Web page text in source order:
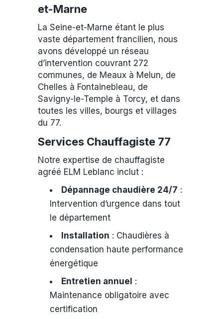
et-Marne
La Seine-et-Marne étant le plus
vaste département francilien, nous
avons développé un réseau
d’intervention couvrant 272
communes, de Meaux à Melun, de
Chelles à Fontainebleau, de
Savigny-le-Temple à Torcy, et dans
toutes les villes, bourgs et villages
du 77.
Services Chauffagiste 77
Notre expertise de chauffagiste
agréé ELM Leblanc inclut :
Dépannage chaudière 24/7 :
Intervention d’urgence dans tout
le département
Installation : Chaudières à
condensation haute performance
énergétique
Entretien annuel :
Maintenance obligatoire avec
certification